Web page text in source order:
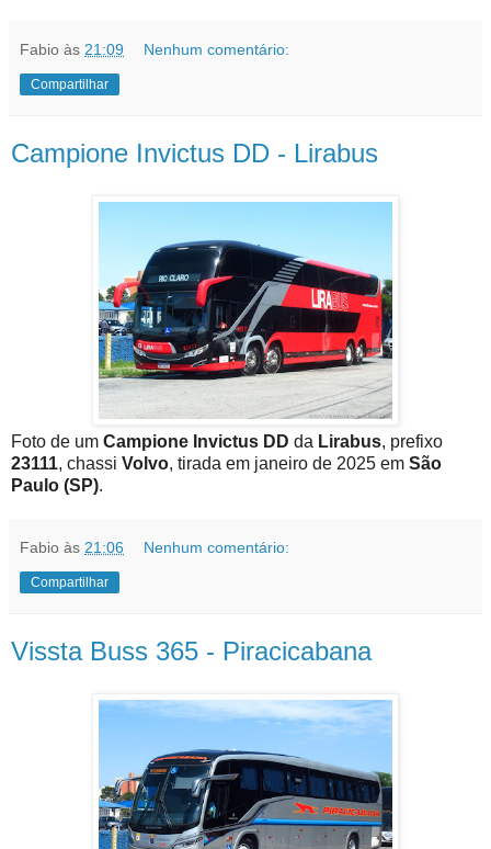
Fabio às 21:09 Nenhum comentário:
Compartilhar
Campione Invictus DD - Lirabus
Foto de um Campione Invictus DD da Lirabus, prefixo
23111, chassi Volvo, tirada em janeiro de 2025 em São
Paulo (SP).
Fabio às 21:06 Nenhum comentário:
Compartilhar
Vissta Buss 365 - Piracicabana